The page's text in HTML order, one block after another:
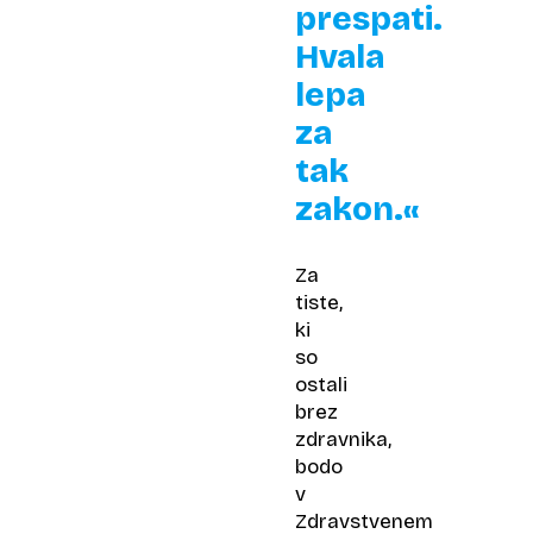
prespati.
Hvala
lepa
za
tak
zakon.«
Za
tiste,
ki
so
ostali
brez
zdravnika,
bodo
v
Zdravstvenem